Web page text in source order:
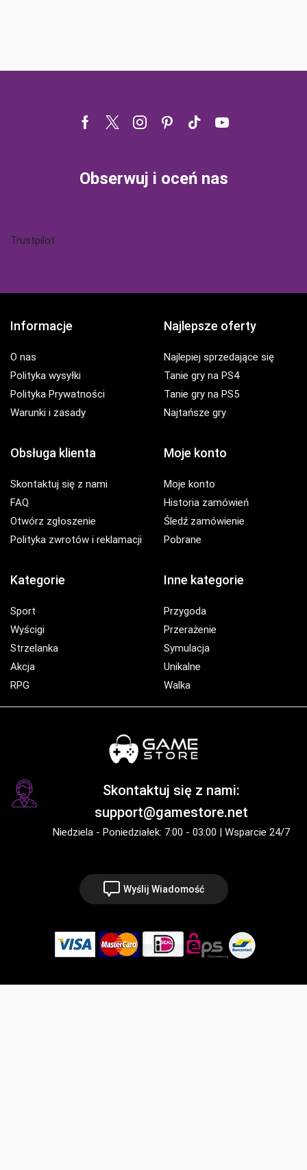
Facebook
TwitterInstagram
Pinterest
Tik- Youtube
Obserwuj i oceń nas
Trustpilot
Informacje
O nas
Polityka wysyłki
Polityka Prywatności
Warunki i zasady
Najlepsze oferty
Najlepiej sprzedające się
Tanie gry na PS4
Tanie gry na PS5
Najtańsze gry
Obsługa klienta
Skontaktuj się z nami
FAQ
Otwórz zgłoszenie
Polityka zwrotów i reklamacji
Moje konto
Moje konto
Historia zamówień
Śledź zamówienie
Pobrane
Kategorie
Sport
Wyścigi
Strzelanka
Akcja
RPG
Inne kategorie
Przygoda
Przerażenie
Symulacja
Unikalne
Walka
Skontaktuj się z nami:
support@gamestore.net
Niedziela - Poniedziałek: 7:00 - 03:00 | Wsparcie 24/7
Wyślij Wiadomość